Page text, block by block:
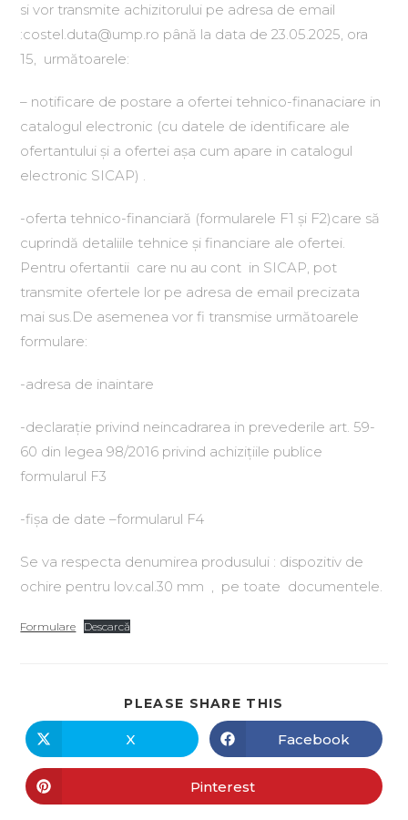
si vor transmite achizitorului pe adresa de email
:costel.duta@ump.ro până la data de 23.05.2025, ora
15, următoarele:
– notificare de postare a ofertei tehnico-finanaciare in
catalogul electronic (cu datele de identificare ale
ofertantului și a ofertei așa cum apare in catalogul
electronic SICAP) .
-oferta tehnico-financiară (formularele F1 și F2)care să
cuprindă detaliile tehnice și financiare ale ofertei.
Pentru ofertantii care nu au cont in SICAP, pot
transmite ofertele lor pe adresa de email precizata
mai sus.De asemenea vor fi transmise următoarele
formulare:
-adresa de inaintare
-declarație privind neincadrarea in prevederile art. 59-
60 din legea 98/2016 privind achizițiile publice
formularul F3
-fișa de date –formularul F4
Se va respecta denumirea produsului : dispozitiv de
ochire pentru lov.cal.30 mm , pe toate documentele.
Formulare Descarcă
PLEASE SHARE THIS
X Facebook
Pinterest